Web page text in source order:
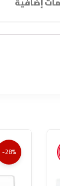
-28%